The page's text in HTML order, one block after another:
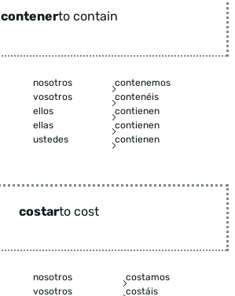
contenerto contain
nosotros
contenemos
vosotros
contenéis
ellos
contienen
ellas
contienen
ustedes contienen
costarto cost
nosotros
costamos
vosotros
costáis